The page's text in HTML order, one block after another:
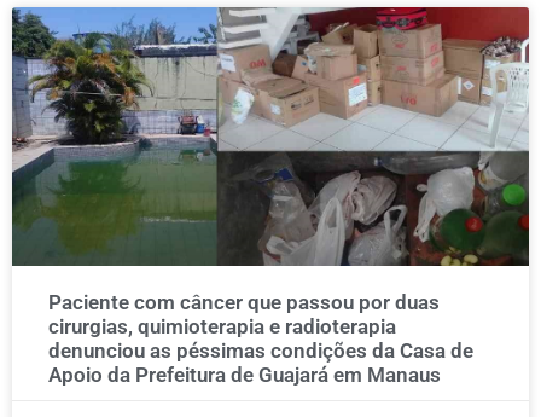
Paciente com câncer que passou por duas
cirurgias, quimioterapia e radioterapia
denunciou as péssimas condições da Casa de
Apoio da Prefeitura de Guajará em Manaus